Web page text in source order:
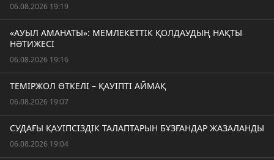
06.08.2026 19:19
«АУЫЛ АМАНАТЫ»: МЕМЛЕКЕТТІК ҚОЛДАУДЫҢ НАҚТЫ
НӘТИЖЕСІ
06.08.2026 19:16
ТЕМІРЖОЛ ӨТКЕЛІ – ҚАУІПТІ АЙМАҚ
06.08.2026 19:07
СУДАҒЫ ҚАУІПСІЗДІК ТАЛАПТАРЫН БҰЗҒАНДАР ЖАЗАЛАНДЫ
06.08.2026 19:04